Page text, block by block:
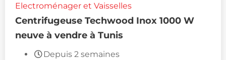
Electroménager et Vaisselles
Centrifugeuse Techwood Inox 1000 W
neuve à vendre à Tunis
Depuis 2 semaines